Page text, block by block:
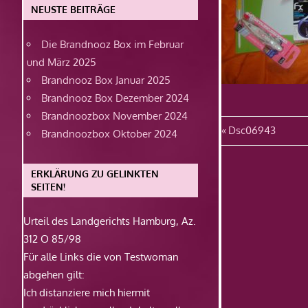
Vorheriger
Beitrag:
Dsc06943
NEUSTE BEITRÄGE
Die Brandnooz Box im Februar
und März 2025
Brandnooz Box Januar 2025
Brandnooz Box Dezember 2024
Brandnoozbox November 2024
Brandnoozbox Oktober 2024
ERKLÄRUNG ZU GELINKTEN
SEITEN!
Urteil des Landgerichts Hamburg, Az.
312 O 85/98
Für alle Links die von Testwoman
abgehen gilt:
Ich distanziere mich hiermit